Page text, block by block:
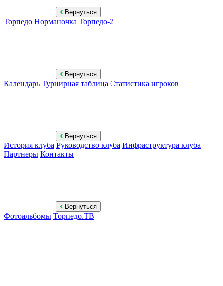
Вернуться
Торпедо Норманочка Торпедо-2
Вернуться
Календарь Турнирная таблица Статистика игроков
Вернуться
История клуба Руководство клуба Инфраструктура клуба
Партнеры Контакты
Вернуться
Фотоальбомы Торпедо.ТВ